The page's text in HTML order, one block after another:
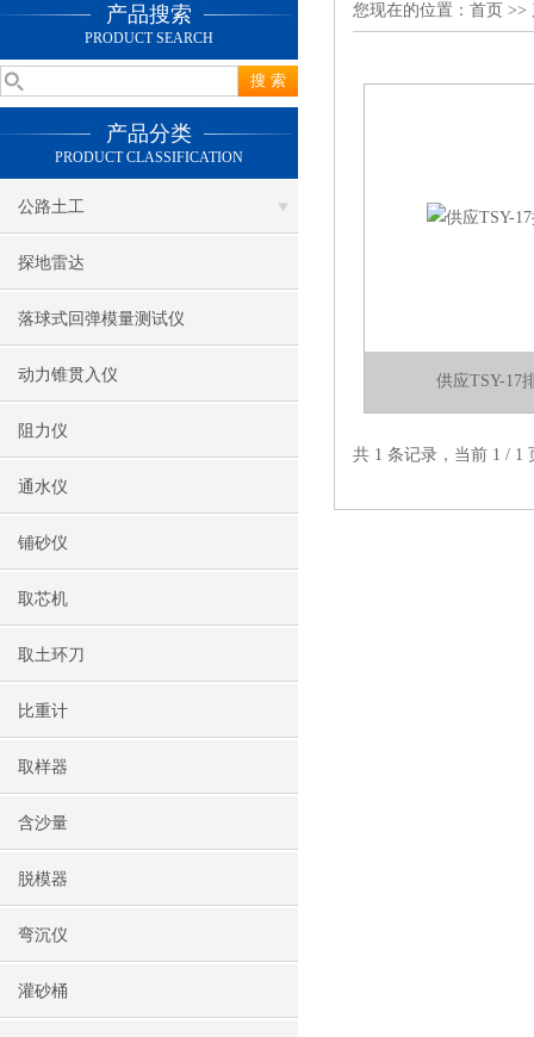
产品搜索
PRODUCT SEARCH
产品分类
PRODUCT CLASSIFICATION
公路土工
探地雷达
落球式回弹模量测试仪
动力锥贯入仪
阻力仪
通水仪
铺砂仪
取芯机
取土环刀
比重计
取样器
含沙量
脱模器
弯沉仪
灌砂桶
您现在的位置： 首页 >>
供应TSY-17
共 1 条记录，当前 1 /